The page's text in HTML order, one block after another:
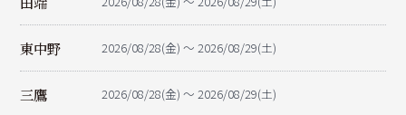
東中野 2026/08/28(金) ～ 2026/08/29(土)
三鷹 2026/08/28(金) ～ 2026/08/29(土)